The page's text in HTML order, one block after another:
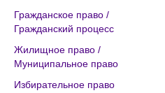
Гражданское право /
Гражданский процесс
Жилищное право /
Муниципальное право
Избирательное право